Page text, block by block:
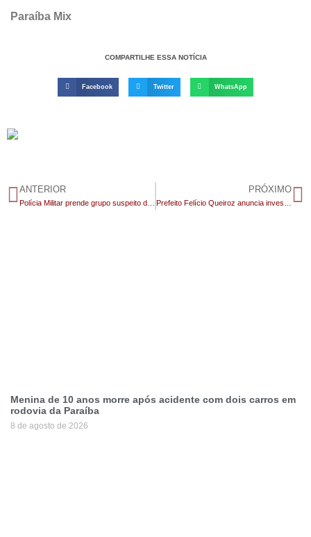
Paraíba Mix
COMPARTILHE ESSA NOTÍCIA
Facebook Twitter WhatsApp
ANTERIOR PRÓXIMO
Menina de 10 anos morre após acidente com dois carros em
rodovia da Paraíba
8 de agosto de 2026